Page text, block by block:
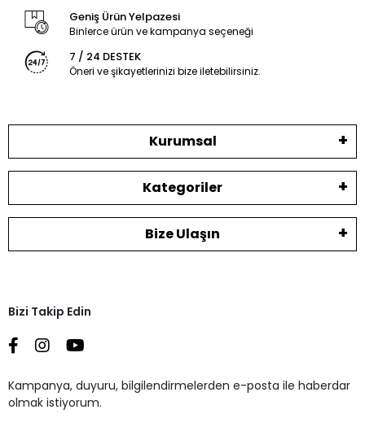
Geniş Ürün Yelpazesi
Binlerce ürün ve kampanya seçeneği
7 / 24 DESTEK
Öneri ve şikayetlerinizi bize iletebilirsiniz.
Kurumsal
Kategoriler
Bize Ulaşın
Bizi Takip Edin
Kampanya, duyuru, bilgilendirmelerden e-posta ile haberdar
olmak istiyorum.